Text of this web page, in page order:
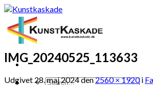
Skip
content
IMG_20240525_113633
Udgivet 28. maj 2024den2560 × 1920i